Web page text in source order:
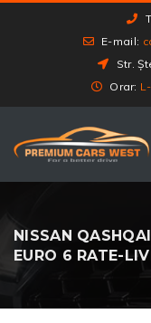
E-mail:
Str.
Orar:
NISSAN
EURO 6 RATE-